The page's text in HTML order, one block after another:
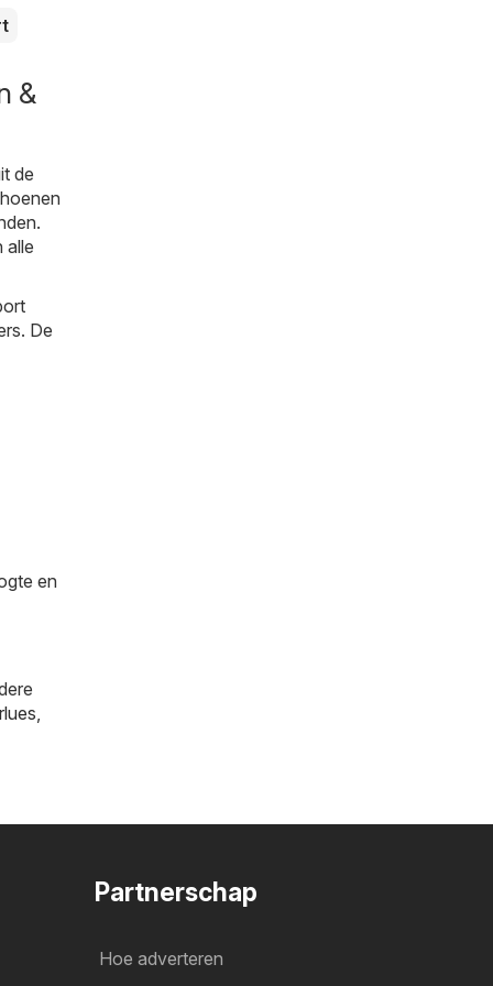
&
de
alle
De
en
,
Partnerschap
Hoe adverteren